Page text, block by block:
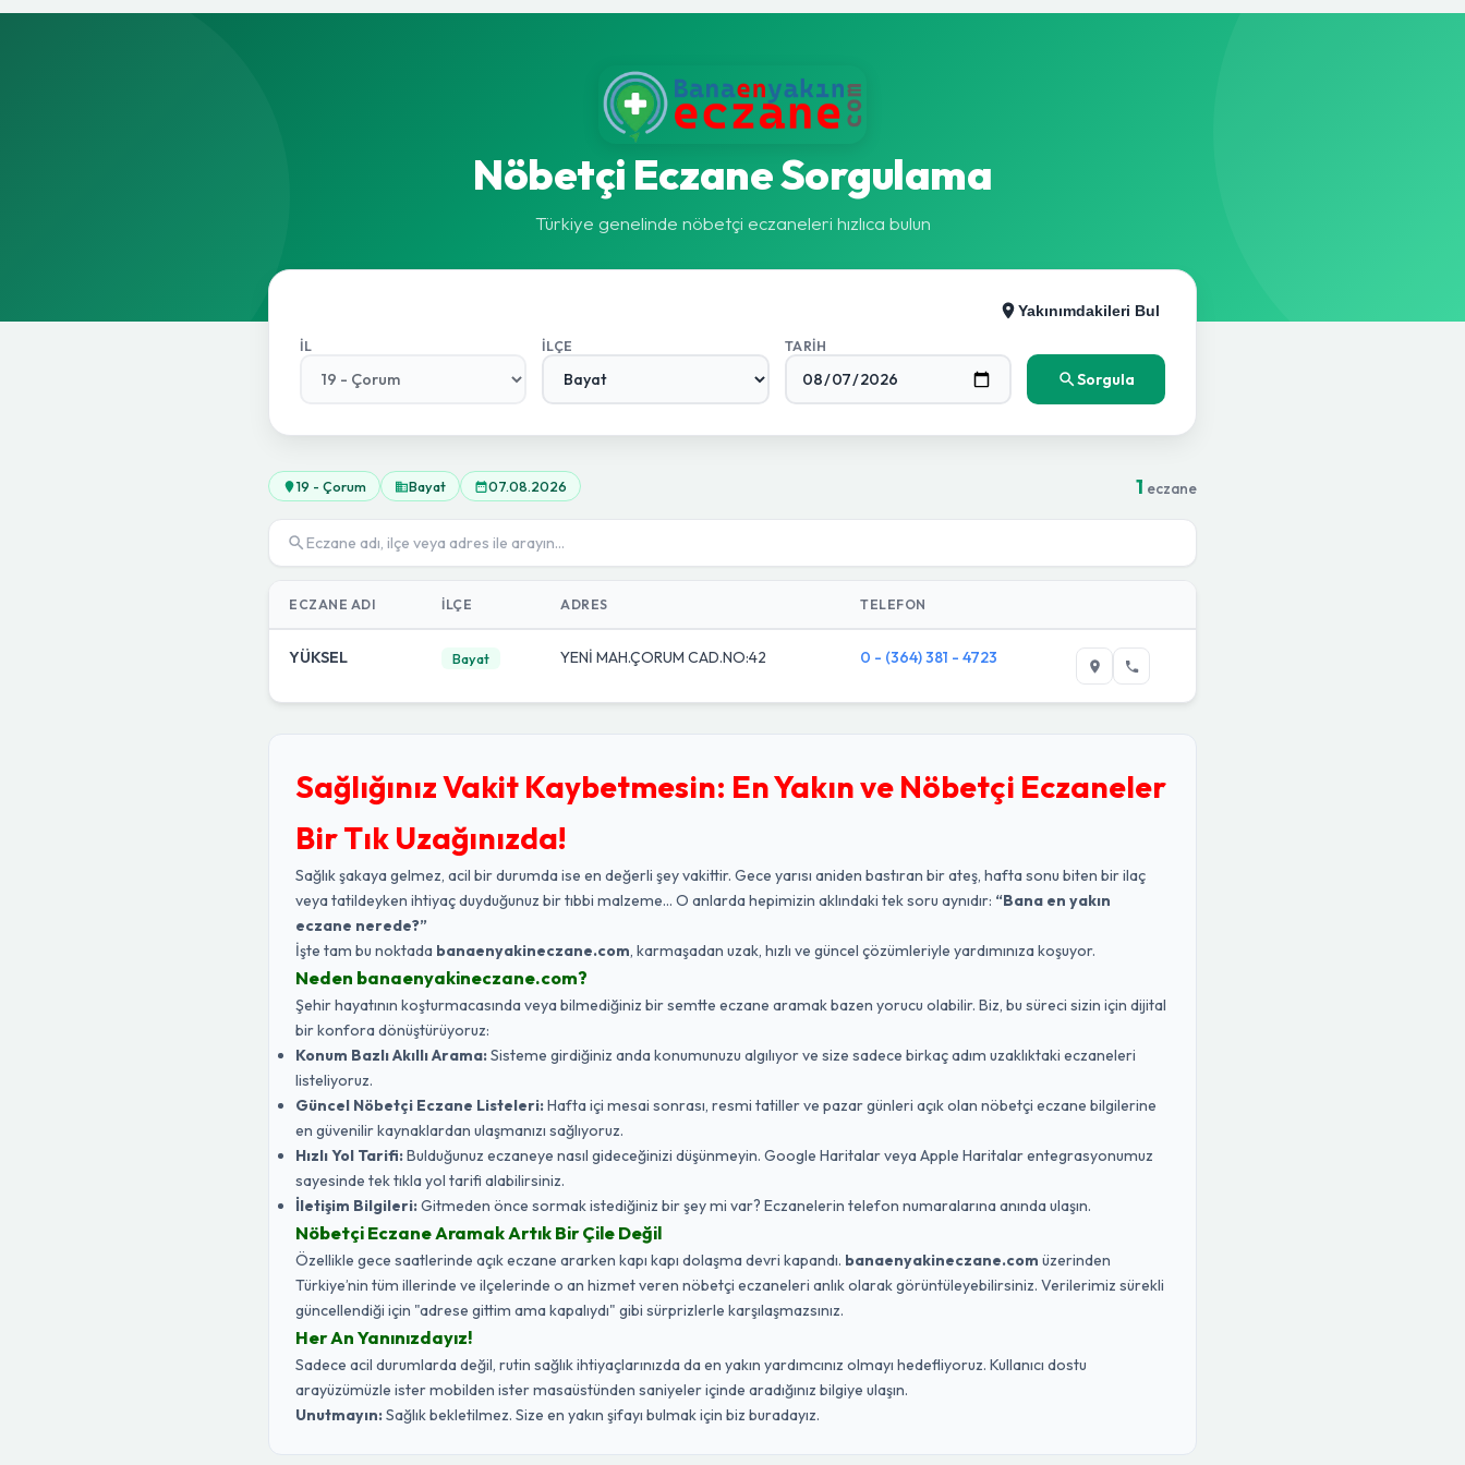
Nöbetçi Eczane Sorgulama
Türkiye genelinde nöbetçi eczaneleri hızlıca bulun
Yakınımdakileri Bul
İL İLÇE TARIH
Sorgula
19 - Çorum Bayat 07.08.2026 1 eczane
ECZANE ADI İLÇE ADRES TELEFON
YÜKSEL Bayat YENİ MAH.ÇORUM CAD.NO:42 0 - (364) 381 - 4723
Sağlığınız Vakit Kaybetmesin: En Yakın ve Nöbetçi Eczaneler
Bir Tık Uzağınızda!
Sağlık şakaya gelmez, acil bir durumda ise en değerli şey vakittir. Gece yarısı aniden bastıran bir ateş, hafta sonu biten bir ilaç
veya tatildeyken ihtiyaç duyduğunuz bir tıbbi malzeme... O anlarda hepimizin aklındaki tek soru aynıdır: “Bana en yakın
eczane nerede?”
İşte tam bu noktada banaenyakineczane.com, karmaşadan uzak, hızlı ve güncel çözümleriyle yardımınıza koşuyor.
Neden banaenyakineczane.com?
Şehir hayatının koşturmacasında veya bilmediğiniz bir semtte eczane aramak bazen yorucu olabilir. Biz, bu süreci sizin için dijital
bir konfora dönüştürüyoruz:
Konum Bazlı Akıllı Arama:Sisteme girdiğiniz anda konumunuzu algılıyor ve size sadece birkaç adım uzaklıktaki eczaneleri
listeliyoruz.
Güncel Nöbetçi Eczane Listeleri:Hafta içi mesai sonrası, resmi tatiller ve pazar günleri açık olan nöbetçi eczane bilgilerine
en güvenilir kaynaklardan ulaşmanızı sağlıyoruz.
Hızlı Yol Tarifi:Bulduğunuz eczaneye nasıl gideceğinizi düşünmeyin. Google Haritalar veya Apple Haritalar entegrasyonumuz
sayesinde tek tıkla yol tarifi alabilirsiniz.
İletişim Bilgileri:Gitmeden önce sormak istediğiniz bir şey mi var? Eczanelerin telefon numaralarına anında ulaşın.
Nöbetçi Eczane Aramak Artık Bir Çile Değil
Özellikle gece saatlerinde açık eczane ararken kapı kapı dolaşma devri kapandı. banaenyakineczane.com üzerinden
Türkiye’nin tüm illerinde ve ilçelerinde o an hizmet veren nöbetçi eczaneleri anlık olarak görüntüleyebilirsiniz. Verilerimiz sürekli
güncellendiği için "adrese gittim ama kapalıydı" gibi sürprizlerle karşılaşmazsınız.
Her An Yanınızdayız!
Sadece acil durumlarda değil, rutin sağlık ihtiyaçlarınızda da en yakın yardımcınız olmayı hedefliyoruz. Kullanıcı dostu
arayüzümüzle ister mobilden ister masaüstünden saniyeler içinde aradığınız bilgiye ulaşın.
Unutmayın:Sağlık bekletilmez. Size en yakın şifayı bulmak için biz buradayız.